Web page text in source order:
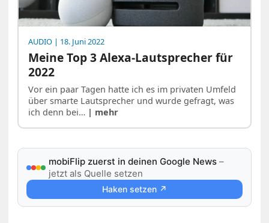
AUDIO | 18. Juni 2022
Meine Top 3 Alexa-Lautsprecher für
2022
Vor ein paar Tagen hatte ich es im privaten Umfeld
über smarte Lautsprecher und wurde gefragt, was
ich denn bei… | mehr
mobiFlip zuerst in deinen Google News –
jetzt als Quelle setzen
Haken setzen ↗